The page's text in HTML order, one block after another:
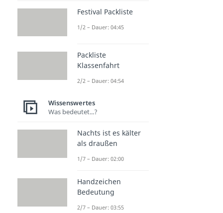
Festival Packliste
1/2 – Dauer: 04:45
Packliste
Klassenfahrt
2/2 – Dauer: 04:54
Wissenswertes
Was bedeutet...?
Nachts ist es kälter
als draußen
1/7 – Dauer: 02:00
Handzeichen
Bedeutung
2/7 – Dauer: 03:55